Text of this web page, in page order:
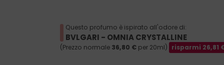
Questo profumo è ispirato all'odore di:
BVLGARI - OMNIA CRYSTALLINE
(Prezzo normale 36,80 €per 20ml) risparmi 26,81